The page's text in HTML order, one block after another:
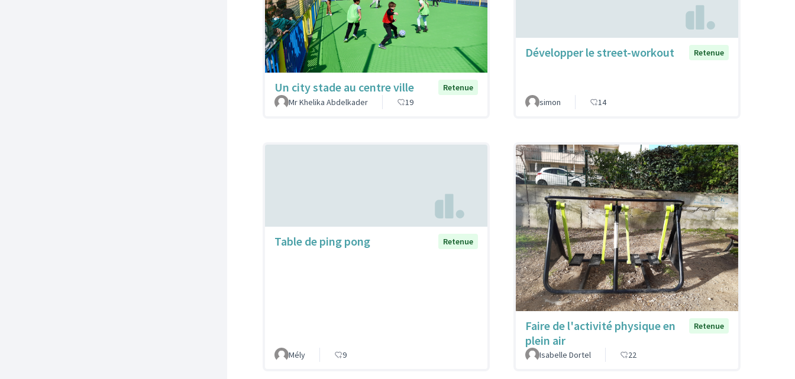
Un city stade au centre ville
Retenue
Mr Khelika Abdelkader
19
Développer le street-workout Retenue
simon 14
Table de ping pong Retenue
Mély 9
Faire de l'activité physique en
plein air
Retenue
Isabelle Dortel 22